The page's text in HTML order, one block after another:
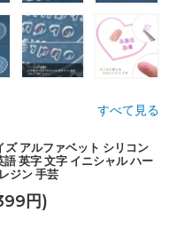
すべて見る
アルファベット シリコン
英字 文字 イニシャル ハー
ジン 手芸
円)